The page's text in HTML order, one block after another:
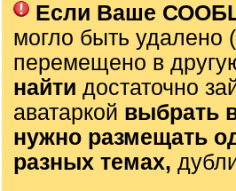
Если Ваше
могло быть удалено
перемещено в
найти достаточно
аватаркой выбрать
нужно размещать
разных темах,